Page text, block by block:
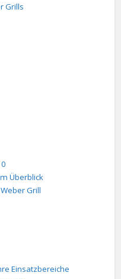
Grills
Überblick
Grill
Einsatzbereiche